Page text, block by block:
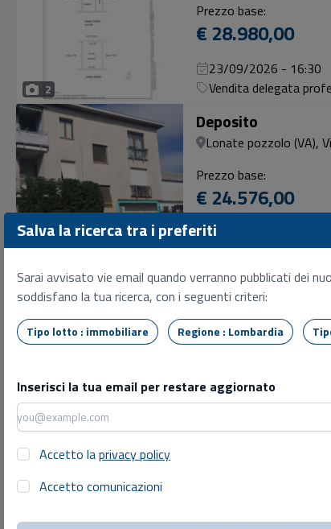
2
Prezzo base:
€ 28.980,00
23/09/2026 - 16:30
Vendita delegata
5
Deposito
Lonate pozzolo (VA),
Prezzo base:
€ 24.576,00
29/10/2026 - 10:30
SENZA INCANTO
15
Deposito
Giussano (MB), Via
Prezzo base:
18/11/2026 - 15:00
Salva la ricerca tra i preferiti
Sarai avvisato vie email quando verranno pubblicati dei
soddisfano la tua ricerca, con i seguenti criteri:
Tipo lotto : immobiliare Regione : Lombardia
Inserisci la tua email per restare aggiornato
Accetto laprivacy policy
Accetto comunicazioni